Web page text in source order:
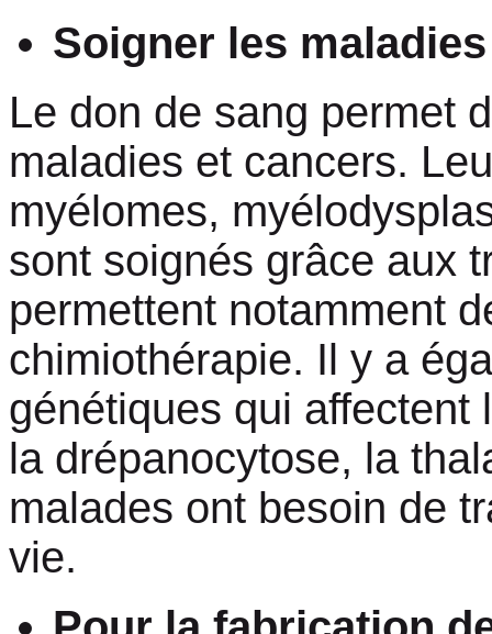
Soigner les
Le don de sang permet
maladies et cancers.
myélomes,
sont soignés grâce aux
permettent notamment
chimiothérapie. Il y a
génétiques qui
la drépanocytose, la
malades ont besoin de
vie.